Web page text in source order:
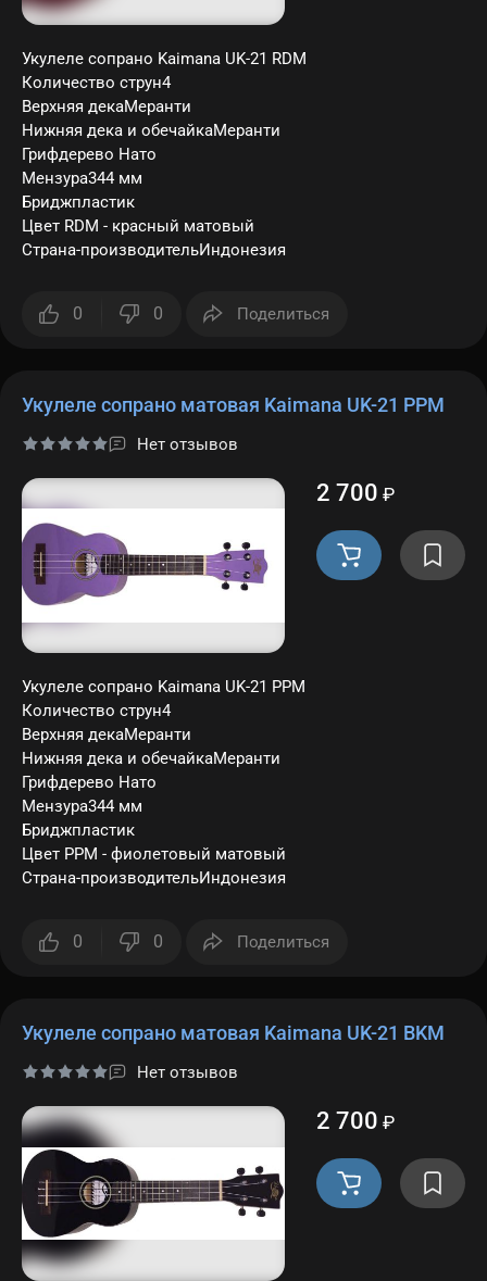
Укулеле сопрано Kaimana UK-21 RDM
Количество струн4
Верхняя декаМеранти
Нижняя дека и обечайкаМеранти
Грифдерево Нато
Мензура344 мм
Бриджпластик
Цвет RDМ - красный матовый
Страна-производительИндонезия
0 0 Поделиться
Укулеле сопрано матовая Kaimana UK-21 PPМ
Нет отзывов
2 700 ₽
Укулеле сопрано Kaimana UK-21 PPМ
Количество струн4
Верхняя декаМеранти
Нижняя дека и обечайкаМеранти
Грифдерево Нато
Мензура344 мм
Бриджпластик
Цвет PPМ - фиолетовый матовый
Страна-производительИндонезия
0 0 Поделиться
Укулеле сопрано матовая Kaimana UK-21 BKM
Нет отзывов
2 700 ₽